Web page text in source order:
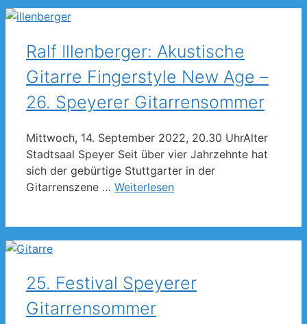
Ralf Illenberger: Akustische
Gitarre Fingerstyle New Age –
26. Speyerer Gitarrensommer
Mittwoch, 14. September 2022, 20.30 UhrAlter
Stadtsaal Speyer Seit über vier Jahrzehnte hat
sich der gebürtige Stuttgarter in der
Gitarrenszene … Weiterlesen
25. Festival Speyerer
Gitarrensommer